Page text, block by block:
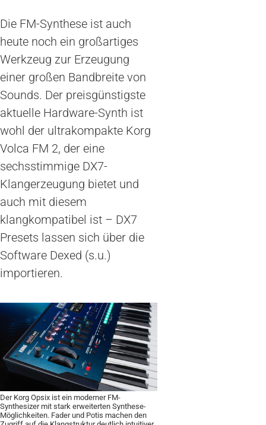
Die FM-Synthese ist auch
heute noch ein großartiges
Werkzeug zur Erzeugung
einer großen Bandbreite von
Sounds. Der preisgünstigste
aktuelle Hardware-Synth ist
wohl der ultrakompakte Korg
Volca FM 2, der eine
sechsstimmige DX7-
Klangerzeugung bietet und
auch mit diesem
klangkompatibel ist – DX7
Presets lassen sich über die
Software Dexed (s.u.)
importieren.
Der Korg Opsix ist ein moderner FM-
Synthesizer mit stark erweiterten Synthese-
Möglichkeiten. Fader und Potis machen den